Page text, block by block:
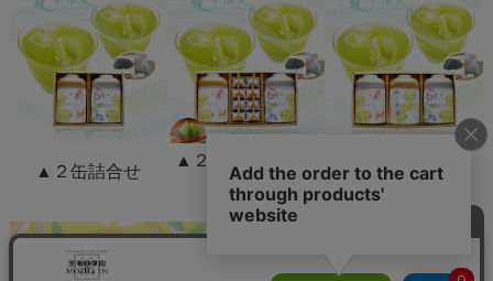
▲２缶詰合せ
▲２缶と和菓子詰
合せ
▲３缶詰合せ